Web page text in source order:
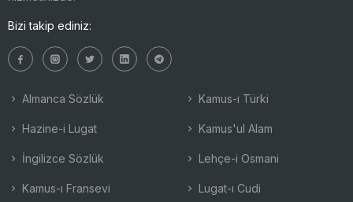
Bizi takip ediniz:
Almanca Sözlük
Hazine-i Lugat
İngilizce Sözlük
Kamus-ı Fransevi
Kamus-ı Türki
Kamus'ul Alam
Lehçe-i Osmani
Lugat-ı Cudi